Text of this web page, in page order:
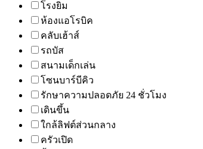
โรงยิม
ห้องแอโรบิค
คลับเฮ้าส์
รถบัส
สนามเด็กเล่น
โซนบาร์บีคิว
รักษาความปลอดภัย 24 ชั่วโมง
เดินขึ้น
ใกล้ลิฟต์ส่วนกลาง
ครัวเปิด